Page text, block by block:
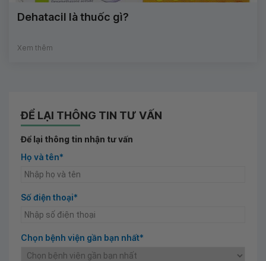
Dehatacil là thuốc gì?
Xem thêm
ĐỂ LẠI THÔNG TIN TƯ VẤN
Để lại thông tin nhận tư vấn
Họ và tên*
Số điện thoại*
Chọn bệnh viện gần bạn nhất*